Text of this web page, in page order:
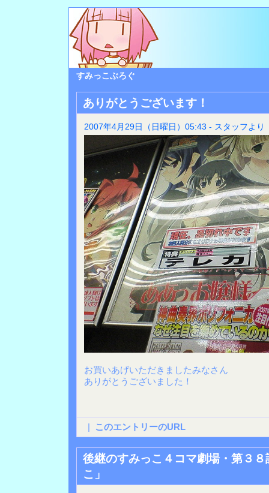
すみっこぶろぐ
ありがとうございます！
2007年4月29日（日曜日）05:43 - スタッフより
お買いあげいただきましたみなさん
ありがとうございました！
| このエントリーのURL
後継のすみっこ４コマ劇場・第３
こ」